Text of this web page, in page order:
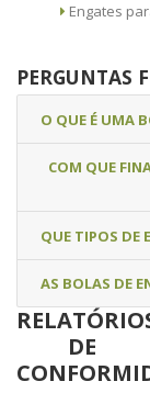
Engates
PERGUNTAS
O QUE É UMA
COM QUE
QUE TIPOS DE
AS BOLAS DE
DE